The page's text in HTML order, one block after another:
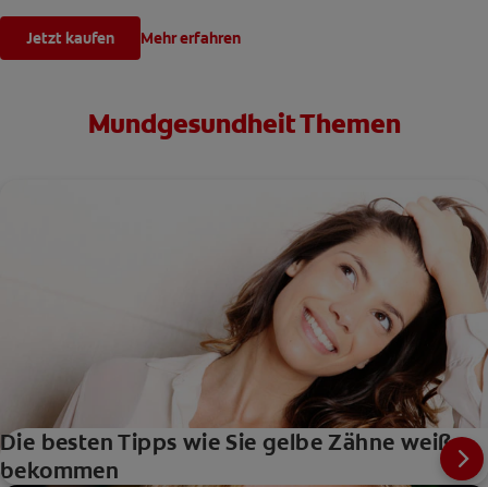
Jetzt kaufen Mehr erfahren
Mundgesundheit Themen
Die besten Tipps wie Sie gelbe Zähne weiß
bekommen